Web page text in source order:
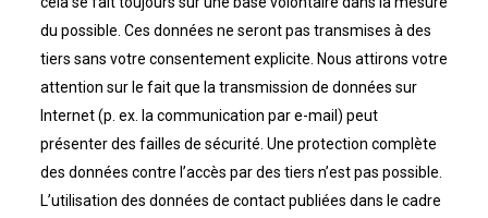
du possible. Ces données ne seront pas transmises à des
tiers sans votre consentement explicite. Nous attirons votre
attention sur le fait que la transmission de données sur
Internet (p. ex. la communication par e-mail) peut
présenter des failles de sécurité. Une protection complète
des données contre l’accès par des tiers n’est pas possible.
L’utilisation des données de contact publiées dans le cadre